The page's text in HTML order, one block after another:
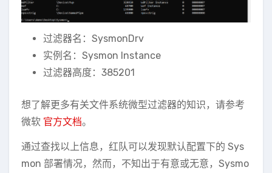
过滤器名：SysmonDrv
实例名：Sysmon Instance
过滤器高度：385201
想了解更多有关文件系统微型过滤器的知识，请参考
微软 官方文档。
通过查找以上信息，红队可以发现默认配置下的 Sys
mon 部署情况，然而，不知出于有意或无意，Sysmo